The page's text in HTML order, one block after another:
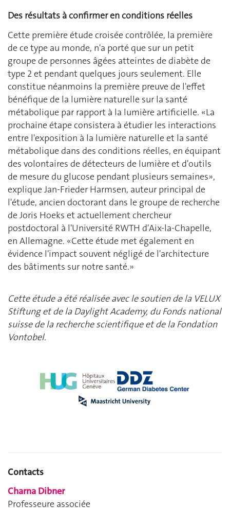
Des résultats à confirmer en conditions réelles
Cette première étude croisée contrôlée, la première
de ce type au monde, n'a porté que sur un petit
groupe de personnes âgées atteintes de diabète de
type 2 et pendant quelques jours seulement. Elle
constitue néanmoins la première preuve de l'effet
bénéfique de la lumière naturelle sur la santé
métabolique par rapport à la lumière artificielle. «La
prochaine étape consistera à étudier les interactions
entre l'exposition à la lumière naturelle et la santé
métabolique dans des conditions réelles, en équipant
des volontaires de détecteurs de lumière et d'outils
de mesure du glucose pendant plusieurs semaines»,
explique Jan-Frieder Harmsen, auteur principal de
l'étude, ancien doctorant dans le groupe de recherche
de Joris Hoeks et actuellement chercheur
postdoctoral à l'Université RWTH d'Aix-la-Chapelle,
en Allemagne. «Cette étude met également en
évidence l'impact souvent négligé de l'architecture
des bâtiments sur notre santé.»
Cette étude a été réalisée avec le soutien de la VELUX
Stiftung et de la Daylight Academy, du Fonds national
suisse de la recherche scientifique et de la Fondation
Vontobel.
Contacts
Charna Dibner
Professeure associée